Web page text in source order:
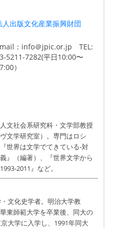
人出版文化産業振興財団
：info＠jpic.or.jp TEL:
5211-7282(平日10:00〜
）
文社会系研究科・文学部教授
文学研究室）。専門はロシ
世界は文学でてきている‐対
』（編著）、『世界文学から
2011』など。
文化史学者。明治大学教
東師範大学を卒業後、同大の
大学に入学し、1991年同大